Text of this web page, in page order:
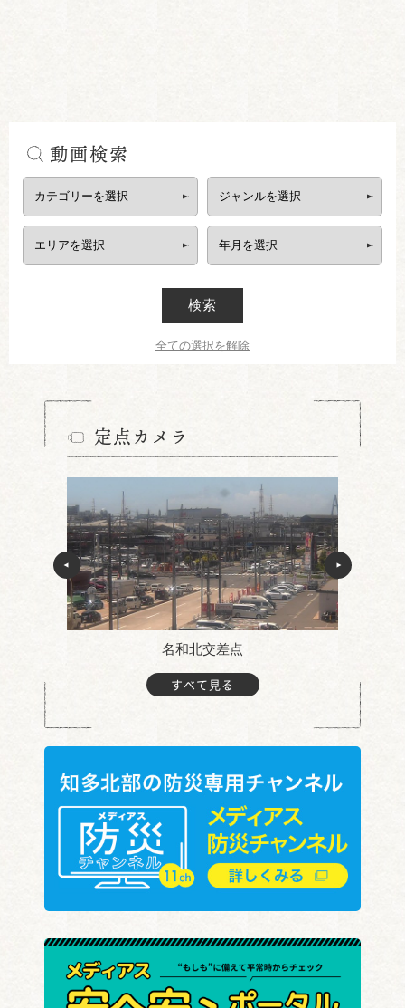
動画検索
検索
全ての選択を解除
定点カメラ
名和北交差点
すべて見る